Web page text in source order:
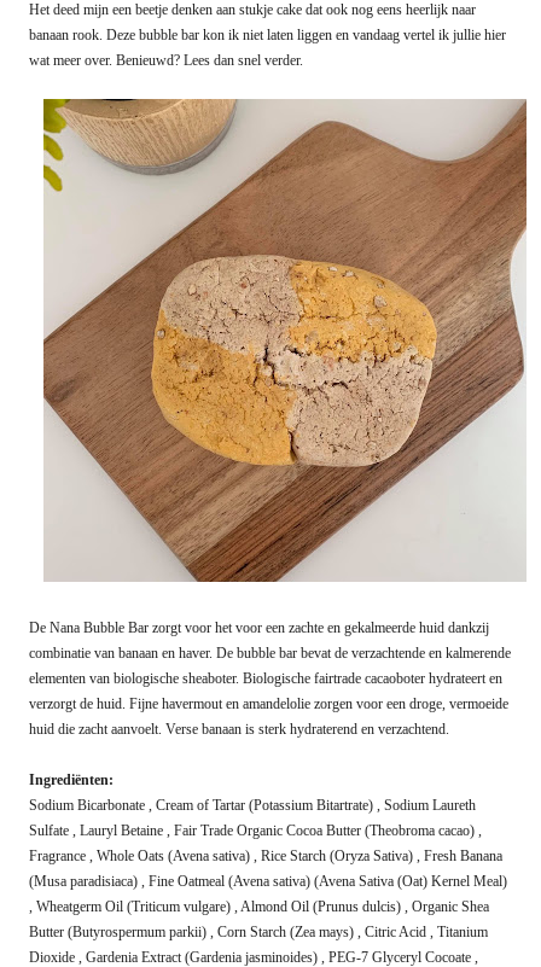
Het deed mijn een beetje denken aan stukje cake dat ook nog eens heerlijk naar
banaan rook. Deze bubble bar kon ik niet laten liggen en vandaag vertel ik jullie hier
wat meer over. Benieuwd? Lees dan snel verder.
De Nana Bubble Bar zorgt voor het voor een zachte en gekalmeerde huid dankzij
combinatie van banaan en haver. De bubble bar bevat de verzachtende en kalmerende
elementen van biologische sheaboter. Biologische fairtrade cacaoboter hydrateert en
verzorgt de huid. Fijne havermout en amandelolie zorgen voor een droge, vermoeide
huid die zacht aanvoelt. Verse banaan is sterk hydraterend en verzachtend.
Ingrediënten:
Sodium Bicarbonate , Cream of Tartar (Potassium Bitartrate) , Sodium Laureth
Sulfate , Lauryl Betaine , Fair Trade Organic Cocoa Butter (Theobroma cacao) ,
Fragrance , Whole Oats (Avena sativa) , Rice Starch (Oryza Sativa) , Fresh Banana
(Musa paradisiaca) , Fine Oatmeal (Avena sativa) (Avena Sativa (Oat) Kernel Meal)
, Wheatgerm Oil (Triticum vulgare) , Almond Oil (Prunus dulcis) , Organic Shea
Butter (Butyrospermum parkii) , Corn Starch (Zea mays) , Citric Acid , Titanium
Dioxide , Gardenia Extract (Gardenia jasminoides) , PEG-7 Glyceryl Cocoate ,